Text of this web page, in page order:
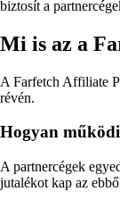
biztosít a
Mi is az a
A Farfetch Affiliate
révén.
Hogyan
A partnercégek
jutalékot kap az